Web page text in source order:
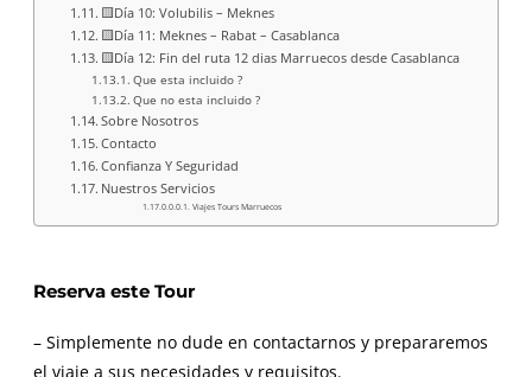
🟨Día 10: Volubilis – Meknes
🟨Día 11: Meknes – Rabat – Casablanca
🟨Día 12: Fin del ruta 12 dias Marruecos desde Casablanca
Que esta incluido ?
Que no esta incluido ?
Sobre Nosotros
Contacto
Confianza Y Seguridad
Nuestros Servicios
Viajes Tours Marruecos
Reserva este Tour
– Simplemente no dude en contactarnos y prepararemos
el viaje a sus necesidades y requisitos.